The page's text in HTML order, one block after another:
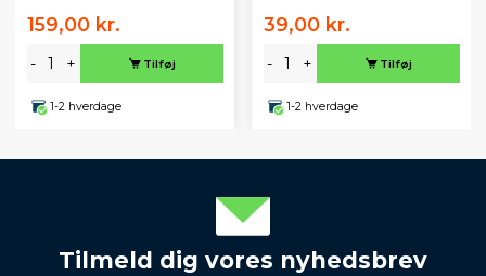
159,00 kr.
- + Tilføj
1-2 hverdage
39,00 kr.
- + Tilføj
1-2 hverdage
Tilmeld dig vores nyhedsbrev